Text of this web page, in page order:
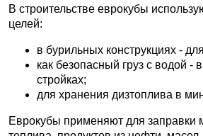
В строительстве еврокубы
целей:
в бурильных конструкциях -
как безопасный груз с водой -
стройках;
для хранения дизтоплива в
Еврокубы применяют для заправки